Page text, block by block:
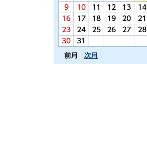
9
10 11 12 13 14
16
17 18 19 20 21
23
24 25 26 27 28
30
31
前月 次月